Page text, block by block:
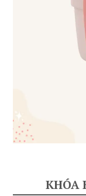
KHÓA